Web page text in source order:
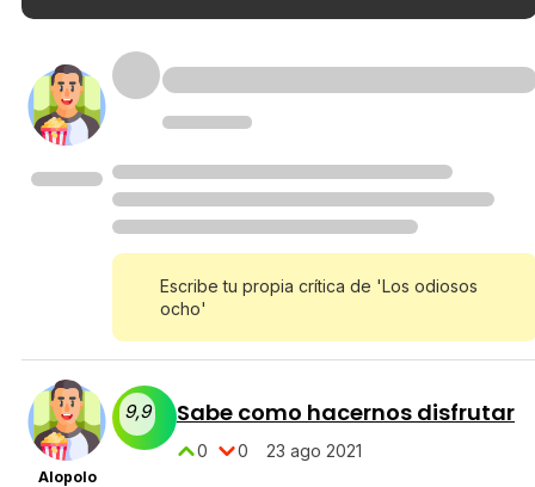
Escribe tu propia crítica de 'Los odiosos
ocho'
Alopolo
9,9 Sabe como hacernos disfrutar
0 0 23 ago 2021